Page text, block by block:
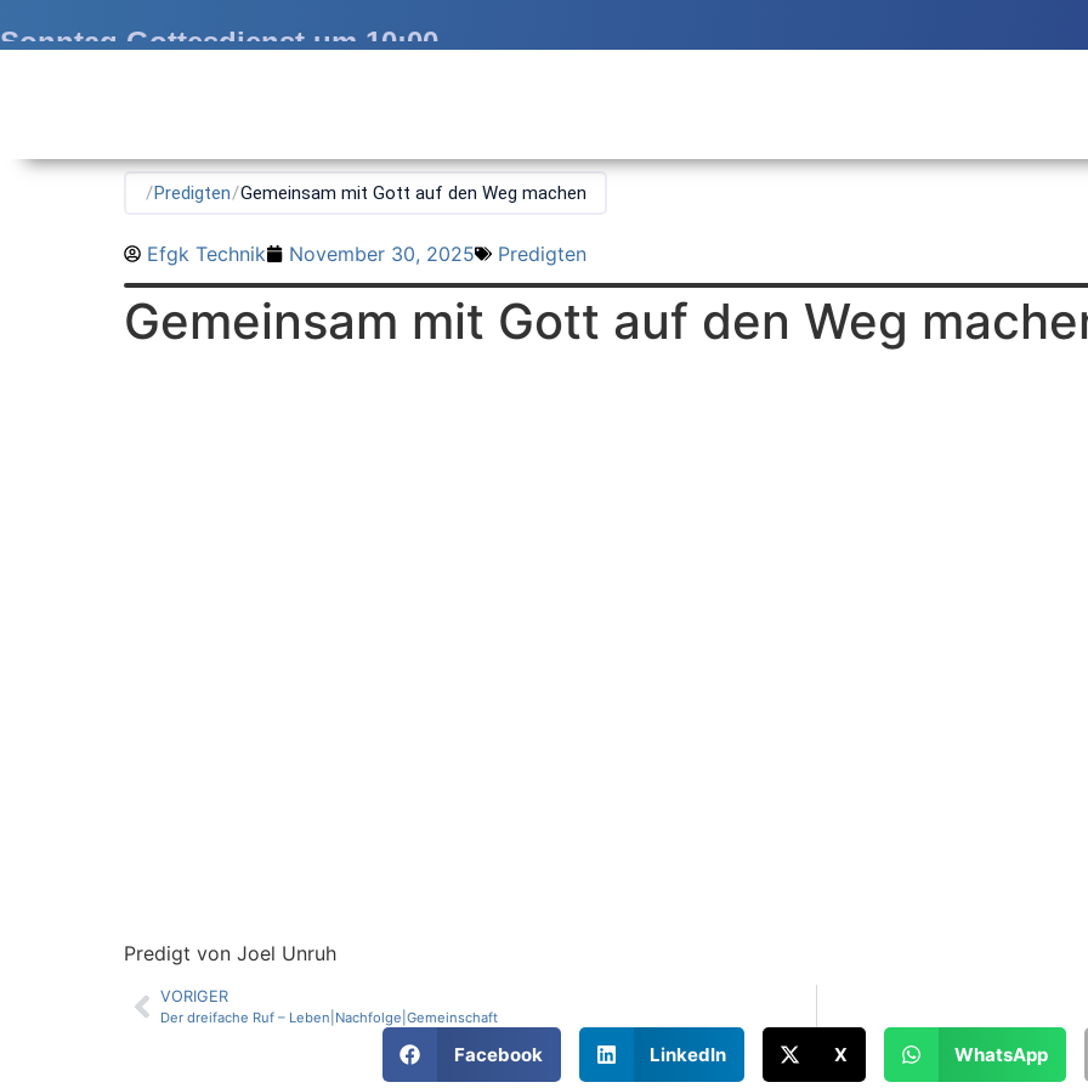
Sonntag Gottesdienst um 10:00
/Predigten/Gemeinsam mit Gott auf den Weg machen
Efgk Technik November 30, 2025 Predigten
Gemeinsam mit Gott auf den Weg
Predigt von Joel Unruh
VORIGER
Der dreifache Ruf – Leben|Nachfolge|Gemeinschaft
Facebook LinkedIn X WhatsApp